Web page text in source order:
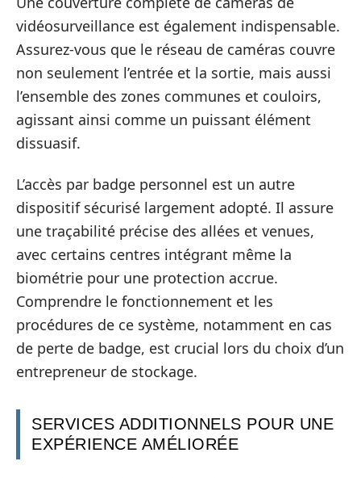
vidéosurveillance est également indispensable.
Assurez-vous que le réseau de caméras couvre
non seulement l’entrée et la sortie, mais aussi
l’ensemble des zones communes et couloirs,
agissant ainsi comme un puissant élément
dissuasif.
L’accès par badge personnel est un autre
dispositif sécurisé largement adopté. Il assure
une traçabilité précise des allées et venues,
avec certains centres intégrant même la
biométrie pour une protection accrue.
Comprendre le fonctionnement et les
procédures de ce système, notamment en cas
de perte de badge, est crucial lors du choix d’un
entrepreneur de stockage.
SERVICES ADDITIONNELS POUR UNE
EXPÉRIENCE AMÉLIORÉE